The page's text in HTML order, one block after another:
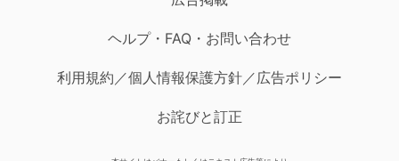
ヘルプ・FAQ・お問い合わせ
利用規約／個人情報保護方針／広告ポリシー
お詫びと訂正